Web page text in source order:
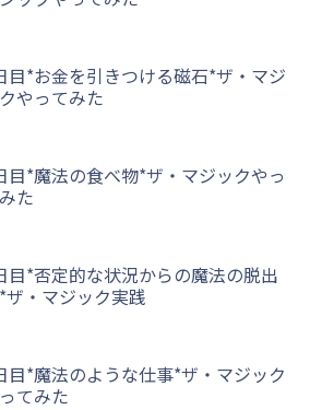
目*お金を引きつける磁石*ザ・マジ
やってみた
目*魔法の食べ物*ザ・マジックやっ
た
目*否定的な状況からの魔法の脱出
ザ・マジック実践
目*魔法のような仕事*ザ・マジック
てみた